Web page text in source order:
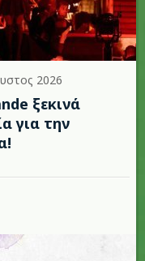
2026
ξεκινά
για την